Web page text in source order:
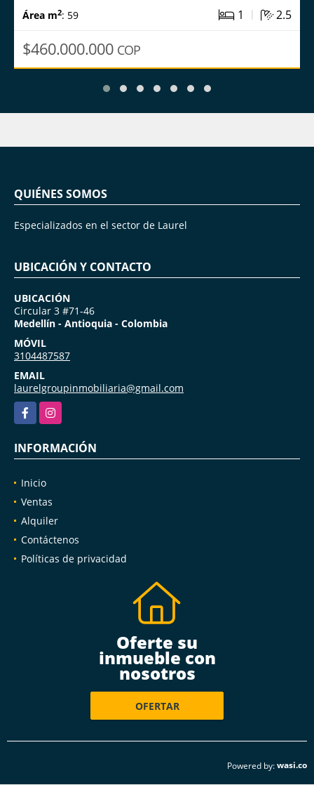
Área m2: 59 1 | 2.5
$460.000.000 COP
QUIÉNES SOMOS
Especializados en el sector de Laurel
UBICACIÓN Y CONTACTO
UBICACIÓN
Circular 3 #71-46
Medellín - Antioquia - Colombia
MÓVIL
3104487587
EMAIL
laurelgroupinmobiliaria@gmail.com
FacebookInstagram
INFORMACIÓN
Inicio
Ventas
Alquiler
Contáctenos
Políticas de privacidad
Oferte su
inmueble con
nosotros
OFERTAR
Powered by:wasi.co